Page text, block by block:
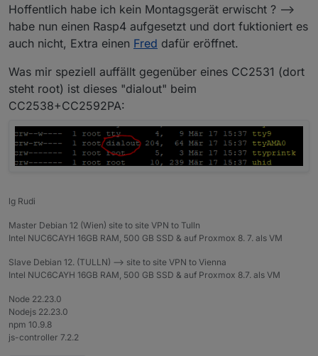
Hoffentlich habe ich kein Montagsgerät erwischt ? -->
habe nun einen Rasp4 aufgesetzt und dort fuktioniert es
auch nicht, Extra einen Fred dafür eröffnet.
Was mir speziell auffällt gegenüber eines CC2531 (dort
steht root) ist dieses "dialout" beim
CC2538+CC2592PA:
lg Rudi
Master Debian 12 (Wien) site to site VPN to Tulln
Intel NUC6CAYH 16GB RAM, 500 GB SSD & auf Proxmox 8. 7. als VM
Slave Debian 12. (TULLN) --> site to site VPN to Vienna
Intel NUC6CAYH 16GB RAM, 500 GB SSD & auf Proxmox 8.7. als VM
Node 22.23.0
Nodejs 22.23.0
npm 10.9.8
js-controller 7.2.2